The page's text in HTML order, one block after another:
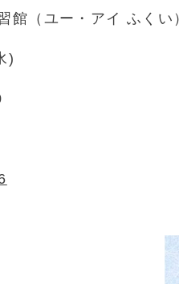
館（ユー・アイ ふく
)